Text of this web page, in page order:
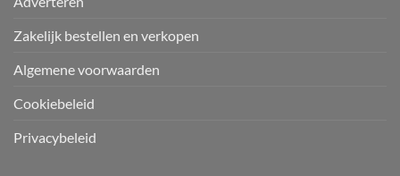
Zakelijk bestellen en verkopen
Algemene voorwaarden
Cookiebeleid
Privacybeleid